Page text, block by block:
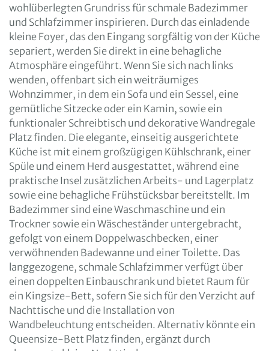
wohlüberlegten Grundriss für schmale Badezimmer
und Schlafzimmer inspirieren. Durch das einladende
kleine Foyer, das den Eingang sorgfältig von der Küche
separiert, werden Sie direkt in eine behagliche
Atmosphäre eingeführt. Wenn Sie sich nach links
wenden, offenbart sich ein weiträumiges
Wohnzimmer, in dem ein Sofa und ein Sessel, eine
gemütliche Sitzecke oder ein Kamin, sowie ein
funktionaler Schreibtisch und dekorative Wandregale
Platz finden. Die elegante, einseitig ausgerichtete
Küche ist mit einem großzügigen Kühlschrank, einer
Spüle und einem Herd ausgestattet, während eine
praktische Insel zusätzlichen Arbeits- und Lagerplatz
sowie eine behagliche Frühstücksbar bereitstellt. Im
Badezimmer sind eine Waschmaschine und ein
Trockner sowie ein Wäscheständer untergebracht,
gefolgt von einem Doppelwaschbecken, einer
verwöhnenden Badewanne und einer Toilette. Das
langgezogene, schmale Schlafzimmer verfügt über
einen doppelten Einbauschrank und bietet Raum für
ein Kingsize-Bett, sofern Sie sich für den Verzicht auf
Nachttische und die Installation von
Wandbeleuchtung entscheiden. Alternativ könnte ein
Queensize-Bett Platz finden, ergänzt durch